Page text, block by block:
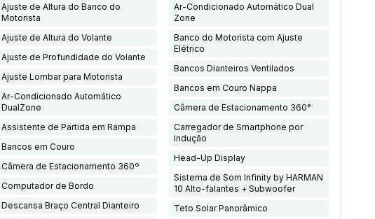
Ajuste de Altura do Banco do
Motorista
Ajuste de Altura do Volante
Ajuste de Profundidade do Volante
Ajuste Lombar para Motorista
Ar-Condicionado Automático
DualZone
Assistente de Partida em Rampa
Bancos em Couro
Câmera de Estacionamento 360º
Computador de Bordo
Descansa Braço Central Dianteiro
Ar-Condicionado Automático Dual
Zone
Banco do Motorista com Ajuste
Elétrico
Bancos Dianteiros Ventilados
Bancos em Couro Nappa
Câmera de Estacionamento 360°
Carregador de Smartphone por
Indução
Head-Up Display
Sistema de Som Infinity by HARMAN
10 Alto-falantes + Subwoofer
Teto Solar Panorâmico